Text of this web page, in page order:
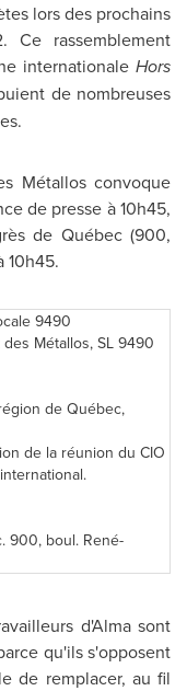
lors des prochains
Ce rassemblement
internationale Hors
de nombreuses
Métallos convoque
de presse à 10h45,
de Québec (900,
10h45.
9490
Métallos, SL 9490
de Québec,
de la réunion du CIO
900, boul. René-
d'Alma sont
qu'ils s'opposent
de remplacer, au fil